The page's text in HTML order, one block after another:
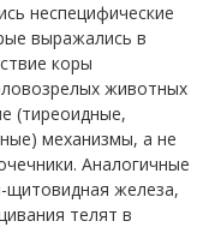
неспецифические
выражались в
коры
животных
(тиреоидные,
механизмы, а не
Аналогичные
щитовидная железа,
телят в